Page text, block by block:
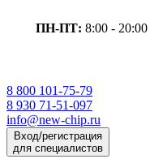
ПН-ПТ: 8:00 - 20:00
8 800 101-75-79
8 930 71-51-097
info@new-chip.ru
Вход/регистрация
для специалистов